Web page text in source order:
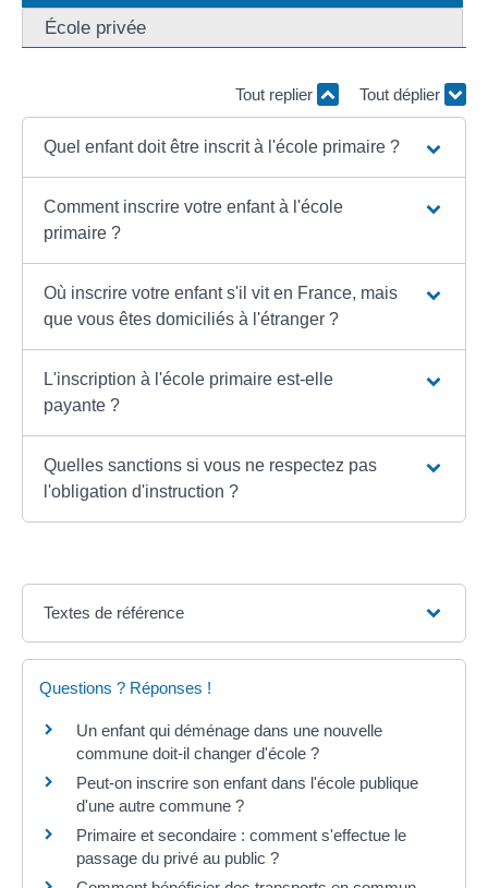
École privée
Tout replier Tout déplier
Quel enfant doit être inscrit à l'école primaire ?
Comment inscrire votre enfant à l'école
primaire ?
Où inscrire votre enfant s'il vit en France, mais
que vous êtes domiciliés à l'étranger ?
L'inscription à l'école primaire est-elle
payante ?
Quelles sanctions si vous ne respectez pas
l'obligation d'instruction ?
Textes de référence
Questions ? Réponses !
Un enfant qui déménage dans une nouvelle
commune doit-il changer d'école ?
Peut-on inscrire son enfant dans l'école publique
d'une autre commune ?
Primaire et secondaire : comment s'effectue le
passage du privé au public ?